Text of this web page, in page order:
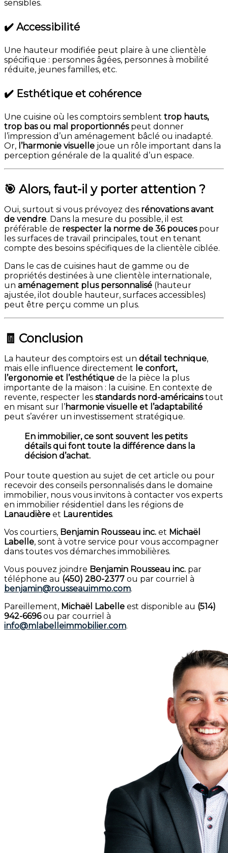
sensibles.
✔️ Accessibilité
Une hauteur modifiée peut plaire à une clientèle
spécifique : personnes âgées, personnes à mobilité
réduite, jeunes familles, etc.
✔️ Esthétique et cohérence
Une cuisine où les comptoirs semblent trop hauts,
trop bas ou mal proportionnéspeut donner
l’impression d’un aménagement bâclé ou inadapté.
Or, l’harmonie visuelle joue un rôle important dans la
perception générale de la qualité d’un espace.
🎯 Alors, faut-il y porter attention ?
Oui, surtout si vous prévoyez des rénovations avant
de vendre. Dans la mesure du possible, il est
préférable de respecter la norme de 36 poucespour
les surfaces de travail principales, tout en tenant
compte des besoins spécifiques de la clientèle ciblée.
Dans le cas de cuisines haut de gamme ou de
propriétés destinées à une clientèle internationale,
un aménagement plus personnalisé (hauteur
ajustée, ilot double hauteur, surfaces accessibles)
peut être perçu comme un plus.
🧾 Conclusion
La hauteur des comptoirs est un détail technique,
mais elle influence directement le confort,
l’ergonomie et l’esthétique de la pièce la plus
importante de la maison : la cuisine. En contexte de
revente, respecter les standards nord-américainstout
en misant sur l’harmonie visuelle et l’adaptabilité
peut s’avérer un investissement stratégique.
En immobilier, ce sont souvent les petits
détails qui font toute la différence dans la
décision d’achat.
Pour toute question au sujet de cet article ou pour
recevoir des conseils personnalisés dans le domaine
immobilier, nous vous invitons à contacter vos experts
en immobilier résidentiel dans les régions de
Lanaudière et Laurentides.
Vos courtiers, Benjamin Rousseau inc. et Michaël
Labelle, sont à votre service pour vous accompagner
dans toutes vos démarches immobilières.
Vous pouvez joindre Benjamin Rousseau inc. par
téléphone au (450) 280-2377 ou par courriel à
benjamin@rousseauimmo.com.
Pareillement, Michaël Labelle est disponible au (514)
942-6696ou par courriel à
info@mlabelleimmobilier.com.